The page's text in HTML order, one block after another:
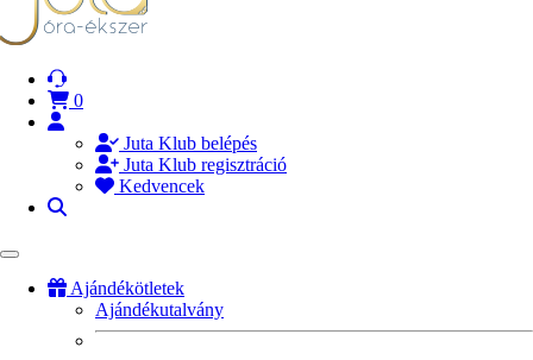
0
Juta Klub belépés
Juta Klub regisztráció
Kedvencek
Ajándékötletek
Ajándékutalvány